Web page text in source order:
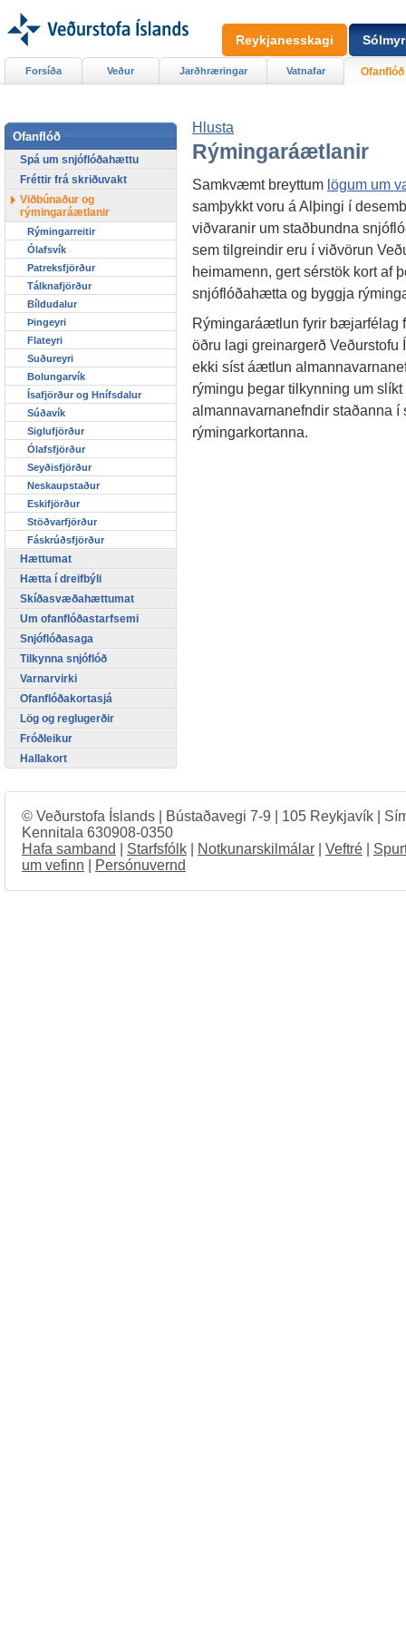
Hlusta
Rýmingaráætlanir
Samkvæmt breyttum lögum um
samþykkt voru á Alþingi í
viðvaranir um staðbundna
sem tilgreindir eru í viðvörun
heimamenn, gert sérstök kort af
snjóflóðahætta og byggja
Rýmingaráætlun fyrir bæjarfélag
öðru lagi greinargerð
ekki síst áætlun
rýmingu þegar tilkynning um
almannavarnanefndir staðanna
rýmingarkortanna.
Forsíða Veður Jarðhræringar Vatnafar Ofanflóð
Ofanflóð
Spá um snjóflóðahættu
Fréttir frá skriðuvakt
Viðbúnaður og
rýmingaráætlanir
Rýmingarreitir
Ólafsvík
Patreksfjörður
Tálknafjörður
Bíldudalur
Þingeyri
Flateyri
Suðureyri
Bolungarvík
Ísafjörður og Hnífsdalur
Súðavík
Siglufjörður
Ólafsfjörður
Seyðisfjörður
Neskaupstaður
Eskifjörður
Stöðvarfjörður
Fáskrúðsfjörður
Hættumat
Hætta í dreifbýli
Skíðasvæðahættumat
Um ofanflóðastarfsemi
Snjóflóðasaga
Tilkynna snjóflóð
Varnarvirki
Ofanflóðakortasjá
Lög og reglugerðir
Fróðleikur
Hallakort
Reykjanesskagi
© Veðurstofa Íslands | Bústaðavegi 7-9 | 105 Reykjavík |
Kennitala 630908-0350
Hafa samband
Starfsfólk Notkunarskilmálar Veftré
um vefinn
Persónuvernd